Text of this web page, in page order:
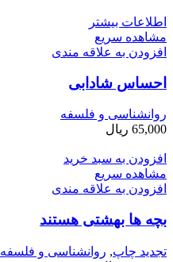
اطلاعات بیشتر
مشاهده سریع
افزودن به علاقه مندی
احساس شادابی
روانشناسی و فلسفه
65,000 ریال
افزودن به سبد خرید
مشاهده سریع
افزودن به علاقه مندی
بچه ­ها بهشتی هستند
تجدید چاپ, روانشناسی و فلسفه